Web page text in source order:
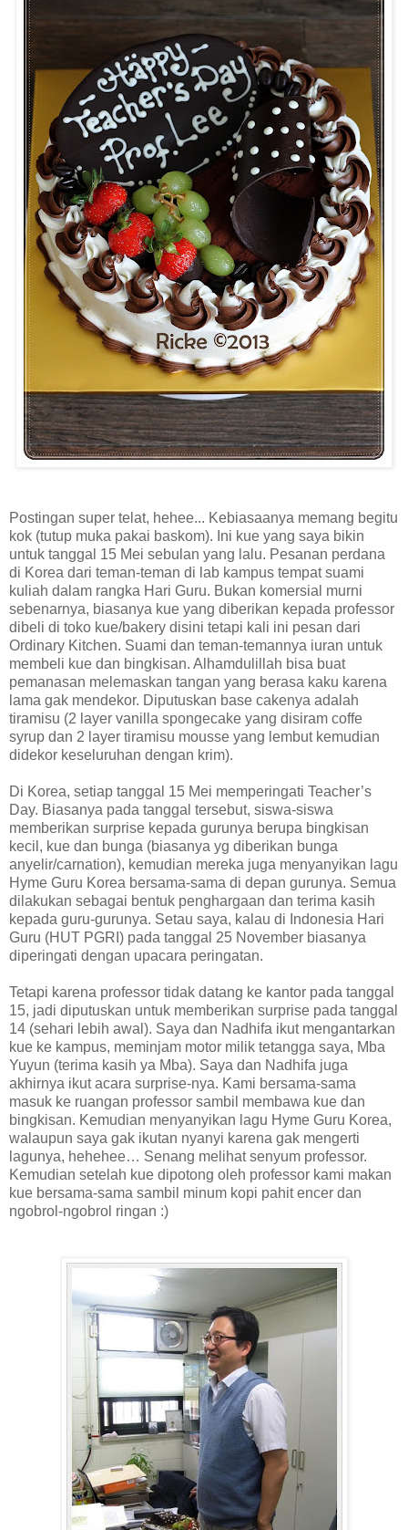
Postingan super telat, hehee... Kebiasaanya memang begitu
kok (tutup muka pakai baskom). Ini kue yang saya bikin
untuk tanggal 15 Mei sebulan yang lalu. Pesanan perdana
di Korea dari teman-teman di lab kampus tempat suami
kuliah dalam rangka Hari Guru. Bukan komersial murni
sebenarnya, biasanya kue yang diberikan kepada professor
dibeli di toko kue/bakery disini tetapi kali ini pesan dari
Ordinary Kitchen. Suami dan teman-temannya iuran untuk
membeli kue dan bingkisan. Alhamdulillah bisa buat
pemanasan melemaskan tangan yang berasa kaku karena
lama gak mendekor. Diputuskan base cakenya adalah
tiramisu (2 layer vanilla spongecake yang disiram coffe
syrup dan 2 layer tiramisu mousse yang lembut kemudian
didekor keseluruhan dengan krim).
Di Korea, setiap tanggal 15 Mei memperingati Teacher’s
Day. Biasanya pada tanggal tersebut, siswa-siswa
memberikan surprise kepada gurunya berupa bingkisan
kecil, kue dan bunga (biasanya yg diberikan bunga
anyelir/carnation), kemudian mereka juga menyanyikan lagu
Hyme Guru Korea bersama-sama di depan gurunya. Semua
dilakukan sebagai bentuk penghargaan dan terima kasih
kepada guru-gurunya. Setau saya, kalau di Indonesia Hari
Guru (HUT PGRI) pada tanggal 25 November biasanya
diperingati dengan upacara peringatan.
Tetapi karena professor tidak datang ke kantor pada tanggal
15, jadi diputuskan untuk memberikan surprise pada tanggal
14 (sehari lebih awal). Saya dan Nadhifa ikut mengantarkan
kue ke kampus, meminjam motor milik tetangga saya, Mba
Yuyun (terima kasih ya Mba). Saya dan Nadhifa juga
akhirnya ikut acara surprise-nya. Kami bersama-sama
masuk ke ruangan professor sambil membawa kue dan
bingkisan. Kemudian menyanyikan lagu Hyme Guru Korea,
walaupun saya gak ikutan nyanyi karena gak mengerti
lagunya, hehehee… Senang melihat senyum professor.
Kemudian setelah kue dipotong oleh professor kami makan
kue bersama-sama sambil minum kopi pahit encer dan
ngobrol-ngobrol ringan :)